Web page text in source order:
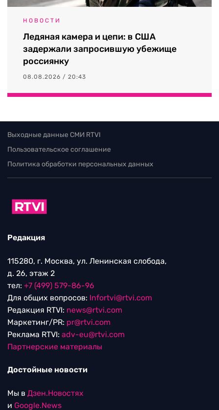
НОВОСТИ
Ледяная камера и цепи: в США
задержали запросившую убежище
россиянку
08.08.2026 / 20:43
Выходные данные СМИ RTVI
Пользовательское соглашение
Политика обработки персональных данных
Редакция
115280, г. Москва, ул. Ленинская слобода,
д. 26, этаж 2
тел: +7 (499) 579-86-96
Для общих вопросов: Infortvi@rtvi.com
Редакция RTVI: news@rtvi.com
Маркетинг/PR: pr@rtvi.com
Реклама RTVI: adv-eu@rtvi.com
Партнерские материалы
Достойные новости
Мы в Дзен.Новостях
и Google.News